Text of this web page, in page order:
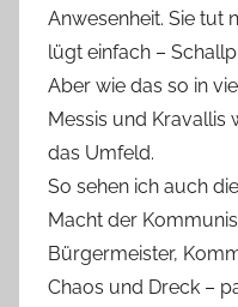
Anwesenheit. Sie tut
lügt einfach –
Aber wie das so in
Messis und Kravallis
das Umfeld.
So sehen ich auch
Macht der
Bürgermeister,
Chaos und Dreck –